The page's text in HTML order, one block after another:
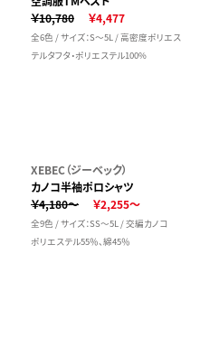
￥10,780
￥4,477
全6色 / サイズ：S～5L / 高密度ポリエス
テルタフタ・ポリエステル100%
XEBEC（ジーベック）
カノコ半袖ポロシャツ
￥4,180～
￥2,255～
全9色 / サイズ：SS～5L / 交編カノコ
ポリエステル55％、綿45％